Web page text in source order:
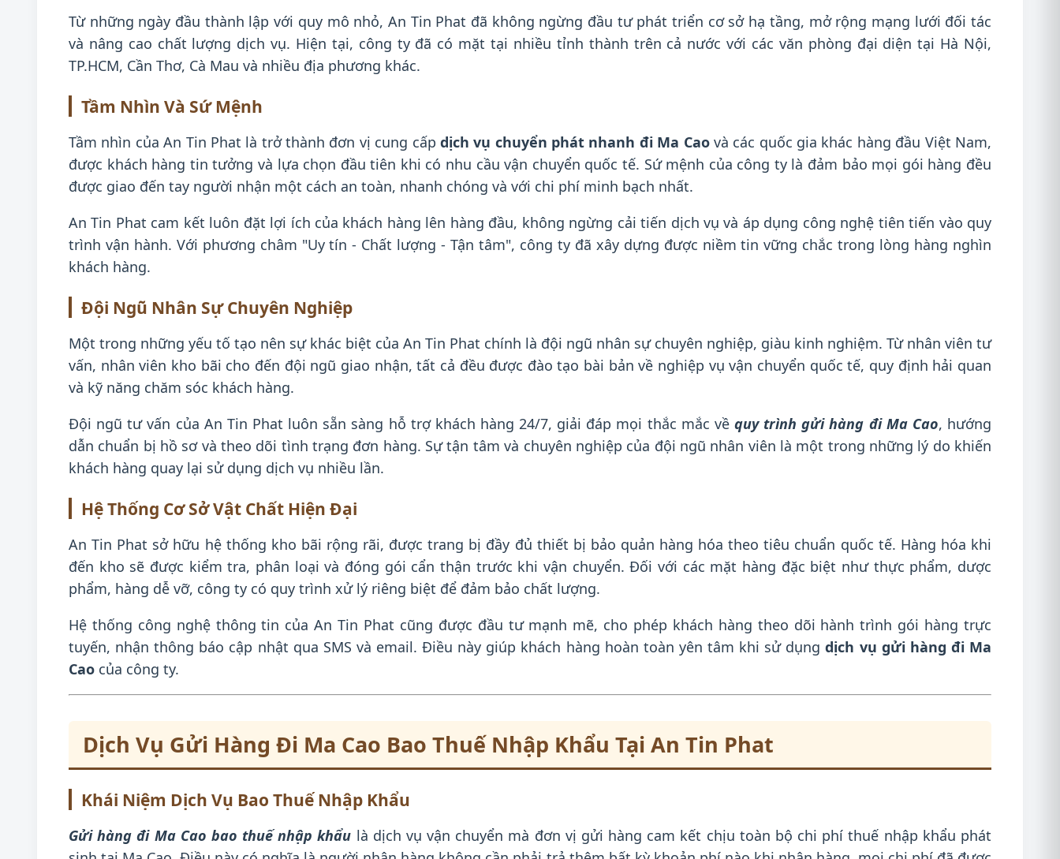
Từ những ngày đầu thành lập với quy mô nhỏ, An Tin Phat đã không ngừng đầu tư phát triển cơ sở hạ tầng, mở rộng mạng lưới đối tác
và nâng cao chất lượng dịch vụ. Hiện tại, công ty đã có mặt tại nhiều tỉnh thành trên cả nước với các văn phòng đại diện tại Hà Nội,
TP.HCM, Cần Thơ, Cà Mau và nhiều địa phương khác.
Tầm Nhìn Và Sứ Mệnh
Tầm nhìn của An Tin Phat là trở thành đơn vị cung cấp dịch vụ chuyển phát nhanh đi Ma Caovà các quốc gia khác hàng đầu Việt Nam,
được khách hàng tin tưởng và lựa chọn đầu tiên khi có nhu cầu vận chuyển quốc tế. Sứ mệnh của công ty là đảm bảo mọi gói hàng đều
được giao đến tay người nhận một cách an toàn, nhanh chóng và với chi phí minh bạch nhất.
An Tin Phat cam kết luôn đặt lợi ích của khách hàng lên hàng đầu, không ngừng cải tiến dịch vụ và áp dụng công nghệ tiên tiến vào quy
trình vận hành. Với phương châm "Uy tín - Chất lượng - Tận tâm", công ty đã xây dựng được niềm tin vững chắc trong lòng hàng nghìn
khách hàng.
Đội Ngũ Nhân Sự Chuyên Nghiệp
Một trong những yếu tố tạo nên sự khác biệt của An Tin Phat chính là đội ngũ nhân sự chuyên nghiệp, giàu kinh nghiệm. Từ nhân viên tư
vấn, nhân viên kho bãi cho đến đội ngũ giao nhận, tất cả đều được đào tạo bài bản về nghiệp vụ vận chuyển quốc tế, quy định hải quan
và kỹ năng chăm sóc khách hàng.
Đội ngũ tư vấn của An Tin Phat luôn sẵn sàng hỗ trợ khách hàng 24/7, giải đáp mọi thắc mắc vềquy trình gửi hàng đi Ma Cao, hướng
dẫn chuẩn bị hồ sơ và theo dõi tình trạng đơn hàng. Sự tận tâm và chuyên nghiệp của đội ngũ nhân viên là một trong những lý do khiến
khách hàng quay lại sử dụng dịch vụ nhiều lần.
Hệ Thống Cơ Sở Vật Chất Hiện Đại
An Tin Phat sở hữu hệ thống kho bãi rộng rãi, được trang bị đầy đủ thiết bị bảo quản hàng hóa theo tiêu chuẩn quốc tế. Hàng hóa khi
đến kho sẽ được kiểm tra, phân loại và đóng gói cẩn thận trước khi vận chuyển. Đối với các mặt hàng đặc biệt như thực phẩm, dược
phẩm, hàng dễ vỡ, công ty có quy trình xử lý riêng biệt để đảm bảo chất lượng.
Hệ thống công nghệ thông tin của An Tin Phat cũng được đầu tư mạnh mẽ, cho phép khách hàng theo dõi hành trình gói hàng trực
tuyến, nhận thông báo cập nhật qua SMS và email. Điều này giúp khách hàng hoàn toàn yên tâm khi sử dụngdịch vụ gửi hàng đi Ma
Cao của công ty.
Dịch Vụ Gửi Hàng Đi Ma Cao Bao Thuế Nhập Khẩu Tại An Tin Phat
Khái Niệm Dịch Vụ Bao Thuế Nhập Khẩu
Gửi hàng đi Ma Cao bao thuế nhập khẩu là dịch vụ vận chuyển mà đơn vị gửi hàng cam kết chịu toàn bộ chi phí thuế nhập khẩu phát